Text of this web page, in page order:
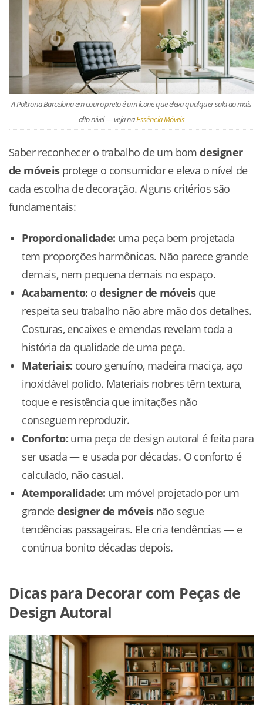
A Poltrona Barcelona em couro preto é um ícone que eleva qualquer sala ao mais
alto nível — veja naEssência Móveis
Saber reconhecer o trabalho de um bomdesigner
de móveisprotege o consumidor e eleva o nível de
cada escolha de decoração. Alguns critérios são
fundamentais:
Proporcionalidade: uma peça bem projetada
tem proporções harmônicas. Não parece grande
demais, nem pequena demais no espaço.
Acabamento: o designer de móveisque
respeita seu trabalho não abre mão dos detalhes.
Costuras, encaixes e emendas revelam toda a
história da qualidade de uma peça.
Materiais: couro genuíno, madeira maciça, aço
inoxidável polido. Materiais nobres têm textura,
toque e resistência que imitações não
conseguem reproduzir.
Conforto: uma peça de design autoral é feita para
ser usada — e usada por décadas. O conforto é
calculado, não casual.
Atemporalidade: um móvel projetado por um
grandedesigner de móveisnão segue
tendências passageiras. Ele cria tendências — e
continua bonito décadas depois.
Dicas para Decorar com Peças de
Design Autoral